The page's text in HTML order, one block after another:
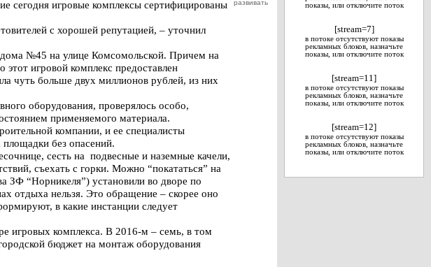
сегодня игровые комплексы сертифицированы
с хорошей репутацией, – уточнил
№45 на улице Комсомольской. Причем на
игровой комплекс предоставлен
чуть больше двух миллионов рублей, из них
оборудования, проверялось особо,
применяемого материала.
компании, и ее специалисты
без опасений.
сесть на подвесные и наземные качели,
съехать с горки. Можно “покататься” на
ЗФ “Норникеля”) установили во дворе по
отдыха нельзя. Это обращение – скорее оно
в какие инстанции следует
игровых комплекса. В 2016-м – семь, в том
бюджет на монтаж оборудования
развивать
показы, или отключите поток
[stream=7]
в потоке отсутствуют показы
рекламных блоков, назначьте
показы, или отключите поток
[stream=11]
в потоке отсутствуют показы
рекламных блоков, назначьте
показы, или отключите поток
[stream=12]
в потоке отсутствуют показы
рекламных блоков, назначьте
показы, или отключите поток